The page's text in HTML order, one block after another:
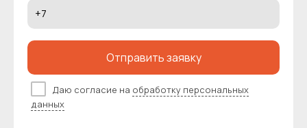
Отправить заявку
Даю согласие на обработку персональных
данных